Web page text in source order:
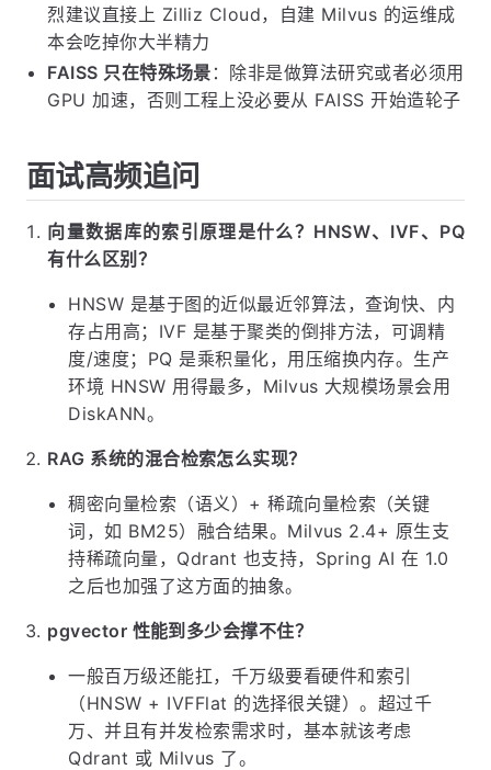
烈建议直接上 Zilliz Cloud，自建 Milvus 的运维成
本会吃掉你大半精力
FAISS 只在特殊场景 ：除非是做算法研究或者必须用
GPU 加速，否则工程上没必要从 FAISS 开始造轮子
面试高频追问
向量数据库的索引原理是什么？HNSW、IVF、PQ
有什么区别？
HNSW 是基于图的近似最近邻算法，查询快、内
存占用高；IVF 是基于聚类的倒排方法，可调精
度/速度；PQ 是乘积量化，用压缩换内存。生产
环境 HNSW 用得最多，Milvus 大规模场景会用
DiskANN。
RAG 系统的混合检索怎么实现？
稠密向量检索（语义）+ 稀疏向量检索（关键
词，如 BM25）融合结果。Milvus 2.4+ 原生支
持稀疏向量，Qdrant 也支持，Spring AI 在 1.0
之后也加强了这方面的抽象。
pgvector 性能到多少会撑不住？
一般百万级还能扛，千万级要看硬件和索引
（HNSW + IVFFlat 的选择很关键）。超过千
万、并且有并发检索需求时，基本就该考虑
Qdrant 或 Milvus 了。